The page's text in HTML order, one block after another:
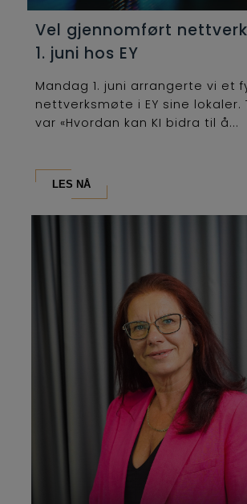
Vel gjennomført
1. juni hos EY
Mandag 1. juni arrangerte vi et
nettverksmøte i EY sine lokaler.
var «Hvordan kan KI bidra til å...
LES NÅ